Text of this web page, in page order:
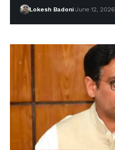
Lokesh Badoni June 12, 2026